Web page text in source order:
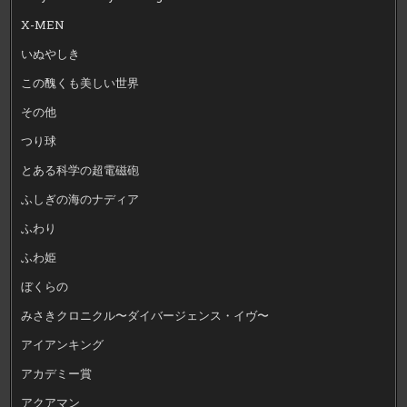
X-MEN
いぬやしき
この醜くも美しい世界
その他
つり球
とある科学の超電磁砲
ふしぎの海のナディア
ふわり
ふわ姫
ぼくらの
みさきクロニクル〜ダイバージェンス・イヴ〜
アイアンキング
アカデミー賞
アクアマン